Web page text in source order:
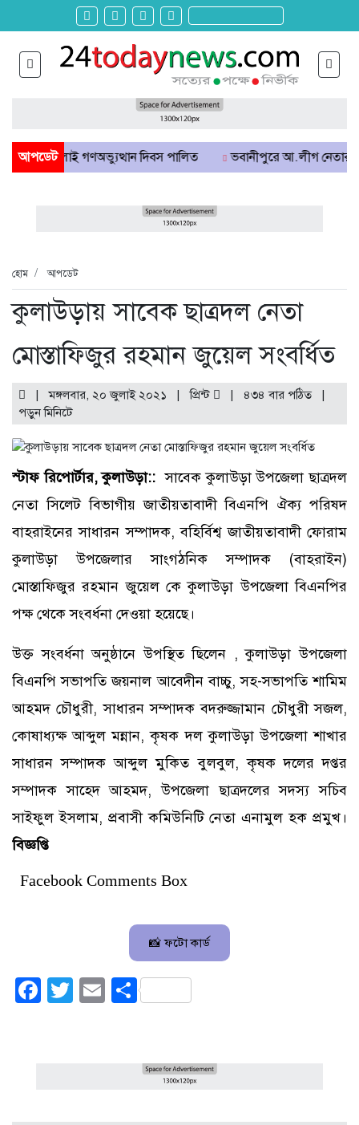
আপডেট
জুলাই গণঅভ্যুত্থান দিবস পালিত ভবানীপুরে আ.লীগ নেতার ছেলের
হোম আপডেট
কুলাউড়ায় সাবেক ছাত্রদল নেতা
মোস্তাফিজুর রহমান জুয়েল সংবর্ধিত
| মঙ্গলবার, ২০ জুলাই ২০২১ |প্রিন্ট | ৪৩৪ বার পঠিত
|
পড়ুনমিনিটে
স্টাফ রিপোর্টার, কুলাউড়া:: সাবেক কুলাউড়া উপজেলা ছাত্রদল
নেতা সিলেট বিভাগীয় জাতীয়তাবাদী বিএনপি ঐক্য পরিষদ
বাহরাইনের সাধারন সম্পাদক, বহির্বিশ্ব জাতীয়তাবাদী ফোরাম
কুলাউড়া উপজেলার সাংগঠনিক সম্পাদক (বাহরাইন)
মোস্তাফিজুর রহমান জুয়েল কে কুলাউড়া উপজেলা বিএনপির
পক্ষ থেকে সংবর্ধনা দেওয়া হয়েছে।
উক্ত সংবর্ধনা অনুষ্ঠানে উপস্থিত ছিলেন , কুলাউড়া উপজেলা
বিএনপি সভাপতি জয়নাল আবেদীন বাচ্চু, সহ-সভাপতি শামিম
আহমদ চৌধুরী, সাধারন সম্পাদক বদরুজ্জামান চৌধুরী সজল,
কোষাধ্যক্ষ আব্দুল মন্নান, কৃষক দল কুলাউড়া উপজেলা শাখার
সাধারন সম্পাদক আব্দুল মুকিত বুলবুল, কৃষক দলের দপ্তর
সম্পাদক সাহেদ আহমদ, উপজেলা ছাত্রদলের সদস্য সচিব
সাইফুল ইসলাম, প্রবাসী কমিউনিটি নেতা এনামুল হক প্রমুখ।
বিজ্ঞপ্তি
Facebook Comments Box
📸 ফটো কার্ড
Facebook
Twitter
EmailShare